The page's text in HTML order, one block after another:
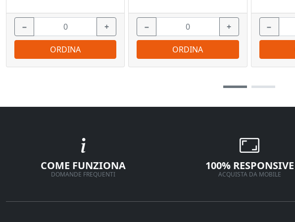
− +
ORDINA
− +
ORDINA
−
COME FUNZIONA
DOMANDE FREQUENTI
100% RESPONSIVE
ACQUISTA DA MOBILE